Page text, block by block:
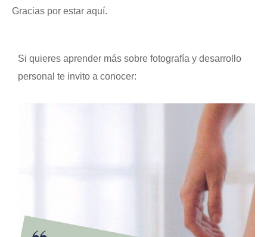
Gracias por estar aquí.
Si quieres aprender más sobre fotografía y desarrollo
personal te invito a conocer: